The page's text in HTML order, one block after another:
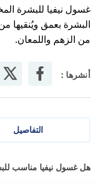
غسول نيفيا للبشرة
البشرة بعمق ويُنقيها
من الزهم واللمعان.
أنشرها :
التفاصيل
نيفيا غسول وجه
هل غسول نيفيا مناسب